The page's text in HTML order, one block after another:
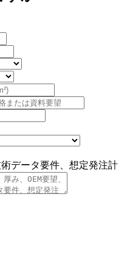
データ要件、想定発注計